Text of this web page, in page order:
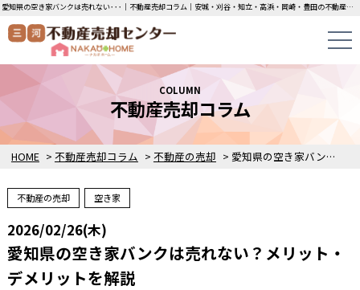
愛知県の空き家バンクは売れない･･･｜不動産売却コラム｜安城・刈谷・知立・高浜・岡崎・豊田の不動産売却・買取・査定なら三河不動産売却センターにお任せください！土地・中古一戸建ての即日無料査定・即金買取を行っています！
HOME > 不動産売却コラム > 不動産の売却 > 愛知県の空き家バンクは売れない？メリット・デメリットを解説
COLUMN
不動産売却コラム
不動産の売却 空き家
2026/02/26(木)
愛知県の空き家バンクは売れない？メリット・
デメリットを解説